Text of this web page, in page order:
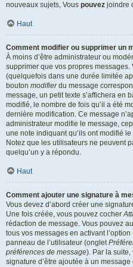
nouveaux sujets, Vous pouvez joindre
Haut
Comment modifier ou supprimer un
À moins d’être administrateur ou
supprimer que vos propres
(quelquefois dans une durée limitée
bouton modifierdu message
message, un petit texte s’affichera en
modifié, le nombre de fois qu’il a été
dernière modification. Ce message
administrateur modifie le message,
une note indiquant qu’ils ont modifié
Notez que les utilisateurs ne peuvent
quelqu’un y a répondu.
Haut
Comment ajouter une signature à
Vous devez d’abord créer une
Une fois créée, vous pouvez cocher
rédaction de message. Vous pouvez
tous vos messages en activant
panneau de l’utilisateur (onglet
préférences de message). Par la
signature d’être ajoutée à un